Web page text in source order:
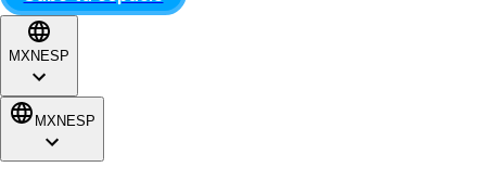
MXN ESP
MXN ESP